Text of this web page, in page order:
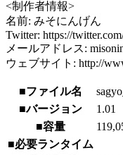
<制作者情報>
名前: みそにんげん
Twitter: https://
メールアドレス:
ウェブサイト: http://
■ファイル名
■バージョン
1.01
■容量
■必要ランタイム